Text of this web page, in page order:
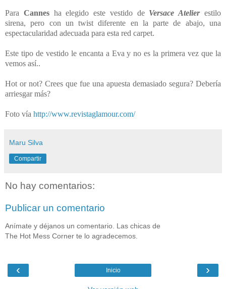
Para Cannesha elegido este vestido de Versace Atelier estilo
sirena, pero con un twist diferente en la parte de abajo, una
espectacularidad adecuada para esta red carpet.
Este tipo de vestido le encanta a Eva y no es la primera vez que la
vemos así..
Hot or not? Crees que fue una apuesta demasiado segura? Debería
arriesgar más?
Foto vía http://www.revistaglamour.com/
Maru Silva
Compartir
No hay comentarios:
Publicar un comentario
Anímate y déjanos un comentario. Las chicas de
The Hot Mess Corner te lo agradecemos.
‹ ›
Inicio